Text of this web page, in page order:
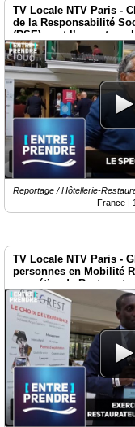
TV Locale NTV Paris -
de la Responsabilité
(RSE), met l’accent sur
Visibles et Invisibles.
Reportage / Hôtellerie-
France |
TV Locale NTV Paris -
personnes en Mobilité
au métier de Restaurateur